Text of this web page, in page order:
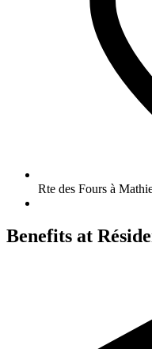
Rte des Fours à
Benefits at